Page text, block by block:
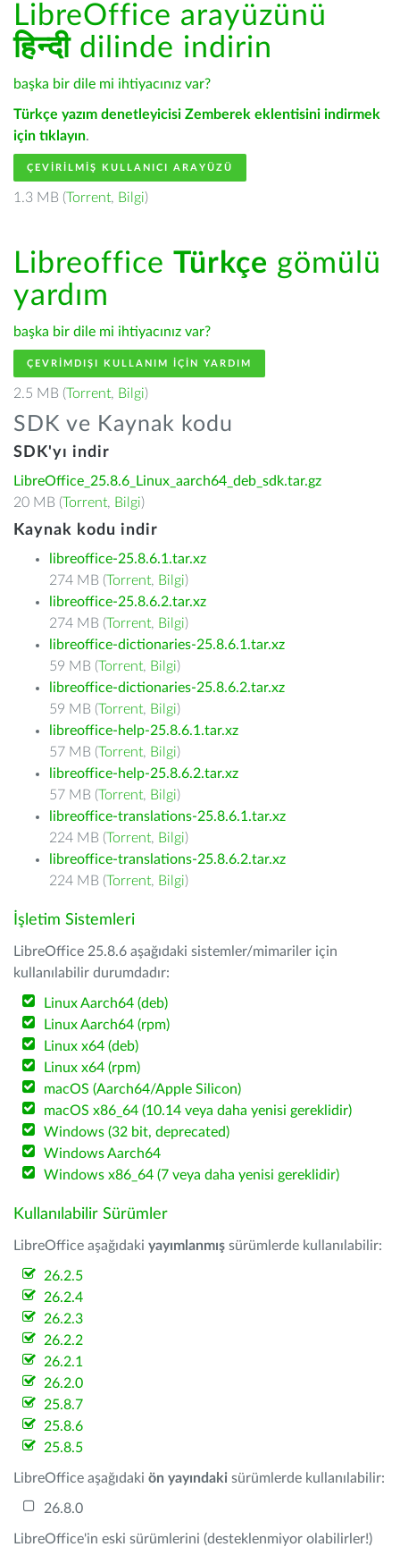
LibreOffice arayüzünü
हिन्दीdilinde indirin
başka bir dile mi ihtiyacınız var?
Türkçe yazım denetleyicisi Zemberek eklentisini indirmek
için tıklayın.
ÇEVIRILMIŞ KULLANICI ARAYÜZÜ
1.3 MB (Torrent, Bilgi)
Libreoffice Türkçe gömülü
yardım
başka bir dile mi ihtiyacınız var?
ÇEVRIMDIŞI KULLANIM IÇIN YARDIM
2.5 MB (Torrent, Bilgi)
SDK ve Kaynak kodu
SDK'yı indir
LibreOffice_25.8.6_Linux_aarch64_deb_sdk.tar.gz
20 MB (Torrent, Bilgi)
Kaynak kodu indir
libreoffice-25.8.6.1.tar.xz
274 MB (Torrent, Bilgi)
libreoffice-25.8.6.2.tar.xz
274 MB (Torrent, Bilgi)
libreoffice-dictionaries-25.8.6.1.tar.xz
59 MB (Torrent, Bilgi)
libreoffice-dictionaries-25.8.6.2.tar.xz
59 MB (Torrent, Bilgi)
libreoffice-help-25.8.6.1.tar.xz
57 MB (Torrent, Bilgi)
libreoffice-help-25.8.6.2.tar.xz
57 MB (Torrent, Bilgi)
libreoffice-translations-25.8.6.1.tar.xz
224 MB (Torrent, Bilgi)
libreoffice-translations-25.8.6.2.tar.xz
224 MB (Torrent, Bilgi)
İşletim Sistemleri
LibreOffice 25.8.6 aşağıdaki sistemler/mimariler için
kullanılabilir durumdadır:
Linux Aarch64 (deb)
Linux Aarch64 (rpm)
Linux x64 (deb)
Linux x64 (rpm)
macOS (Aarch64/Apple Silicon)
macOS x86_64 (10.14 veya daha yenisi gereklidir)
Windows (32 bit, deprecated)
Windows Aarch64
Windows x86_64 (7 veya daha yenisi gereklidir)
Kullanılabilir Sürümler
LibreOffice aşağıdaki yayımlanmış sürümlerde kullanılabilir:
26.2.5
26.2.4
26.2.3
26.2.2
26.2.1
26.2.0
25.8.7
25.8.6
25.8.5
LibreOffice aşağıdaki ön yayındaki sürümlerde kullanılabilir:
26.8.0
LibreOffice'in eski sürümlerini (desteklenmiyor olabilirler!)